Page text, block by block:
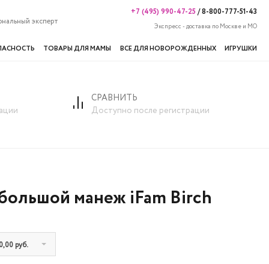
эксперт
+7 (495) 990-47-25/8-800-777-51-43
Экспресс - доставка по Москве и МО
ТОВАРЫ ДЛЯ МАМЫ ВСЕ ДЛЯ НОВОРОЖДЕННЫХ ИГРУШКИ
СРАВНИТЬ
Доступно после регистрации
манеж iFam Birch
руб.